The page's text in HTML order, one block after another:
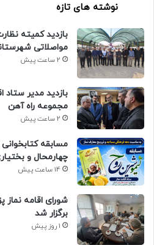
نوشته های تازه
بازدید کمیته
مواصلاتی
2 ساعت پیش
بازدید مدیر ستاد
مجموعه راه آهن
2 ساعت پیش
مسابقه
چهارمحال و
14 ساعت پیش
شورای اقامه
برگزار شد
1 روز پیش